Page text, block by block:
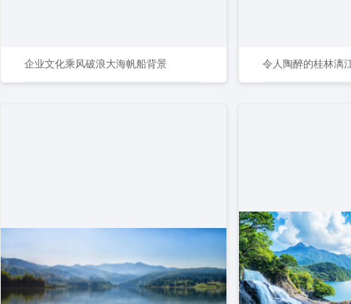
企业文化乘风破浪大海帆船背景 令人陶醉的桂林漓